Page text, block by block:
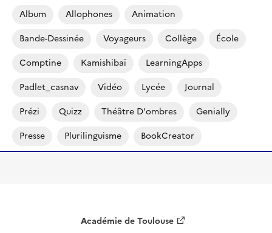
Album Allophones
Animation
Bande-Dessinée
Voyageurs Collège
École
Comptine
Kamishibaï
LearningApps
Padlet_casnav
Vidéo Lycée
Journal
Prézi
Quizz Théâtre D'ombres
Genially
Presse
Plurilinguisme BookCreator
Académie de Toulouse